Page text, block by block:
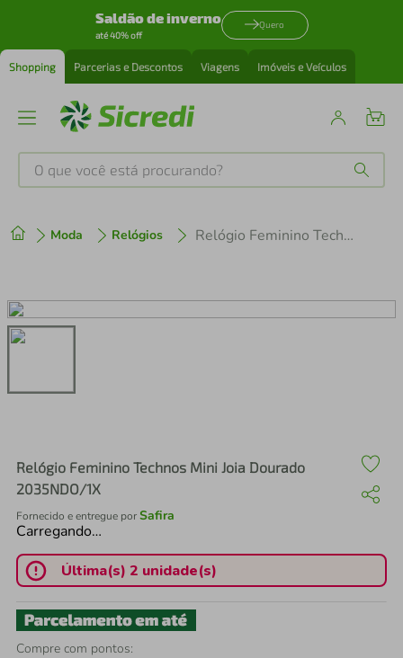
Saldão de inverno
até 40% off
Quero
Shopping Parcerias e Descontos Viagens Imóveis e Veículos
O que você está procurando?
Moda Relógios Relógio Feminino Technos Mini Joia Dourado 2035NDO/1X
Relógio Feminino Technos Mini Joia Dourado
2035NDO/1X
Fornecido e entregue porSafira
Carregando…
Última(s) 2 unidade(s)
Compre com pontos:
2º cafeteira